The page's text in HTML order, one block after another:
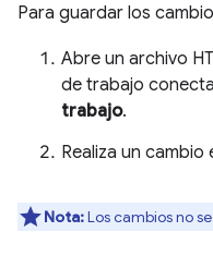
Para guardar los
Abre un archivo
de trabajo
trabajo.
Realiza un cambio
Nota:Los cambios no